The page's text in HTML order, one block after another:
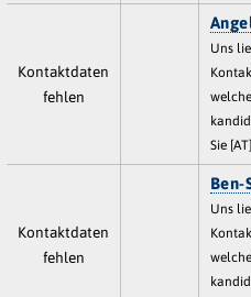
Kontaktdaten
fehlen
Uns
Sie
Kontaktdaten
fehlen
Ben-
Uns